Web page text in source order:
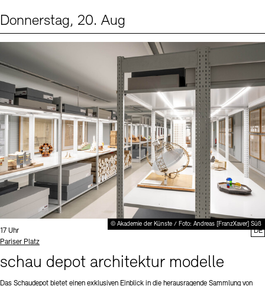
Donnerstag, 20. Aug
© Akademie der Künste / Foto: Andreas [FranzXaver] Süß
Uhrzeit:
17 Uhr
Standort
Pariser Platz
schau depot architektur modelle
Das Schaudepot bietet einen exklusiven Einblick in die herausragende Sammlung von
DE